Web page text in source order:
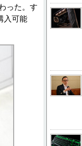
った。す
入可能